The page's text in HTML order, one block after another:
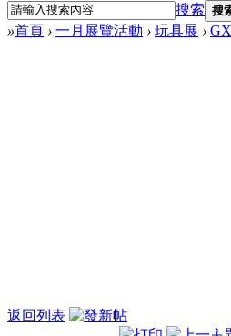
搜索 搜
»首頁 › 一月展覽活動 › 玩具展 ›
返回列表